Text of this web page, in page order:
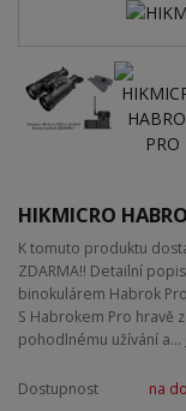
HIKMICRO
K tomuto produktu
ZDARMA!! Detailní
binokulárem Habrok
S Habrokem Pro hravě
pohodlnému užívání a...
Dostupnost
na